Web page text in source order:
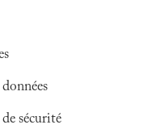
sécurité